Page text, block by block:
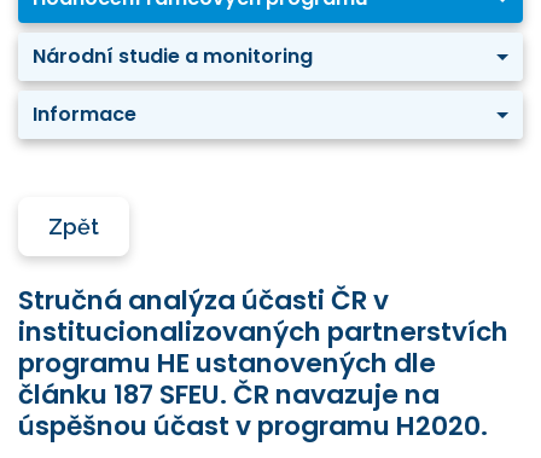
Národní studie a monitoring
Informace
Zpět
Stručná analýza účasti ČR v
institucionalizovaných partnerstvích
programu HE ustanovených dle
článku 187 SFEU. ČR navazuje na
úspěšnou účast v programu H2020.